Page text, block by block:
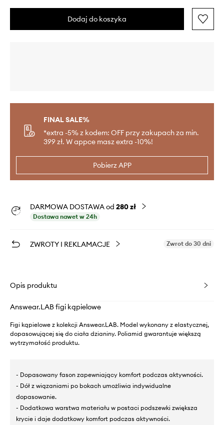
Dodaj do koszyka
FINAL SALE%
*extra -5% z kodem: OFF przy zakupach za min.
399 zł. W appce masz extra -10%!
Pobierz APP
DARMOWA DOSTAWA od 280 zł
Dostawa nawet w 24h
ZWROTY I REKLAMACJE Zwrot do 30 dni
Opis produktu
Answear.LAB figi kąpielowe
Figi kąpielowe z kolekcji Answear.LAB. Model wykonany z elastycznej,
dopasowującej się do ciała dzianiny. Poliamid gwarantuje większą
wytrzymałość produktu.
- Dopasowany fason zapewniający komfort podczas aktywności.
- Dół z wiązaniami po bokach umożliwia indywidualne
dopasowanie.
- Dodatkowa warstwa materiału w postaci podszewki zwiększa
krycie i daje dodatkowy komfort podczas aktywności.